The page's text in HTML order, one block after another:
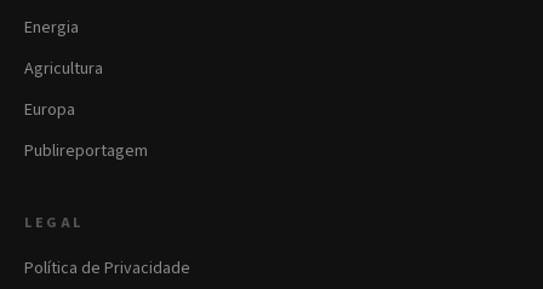
Energia
Agricultura
Europa
Publireportagem
LEGAL
Política de Privacidade